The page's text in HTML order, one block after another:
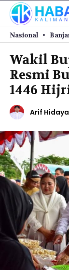
Nasional
Wakil
Resmi
1446
Arif